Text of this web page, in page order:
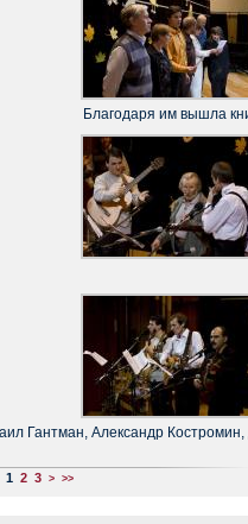
Благодаря им вышла
Гантман, Александр
1 2 3 > >>